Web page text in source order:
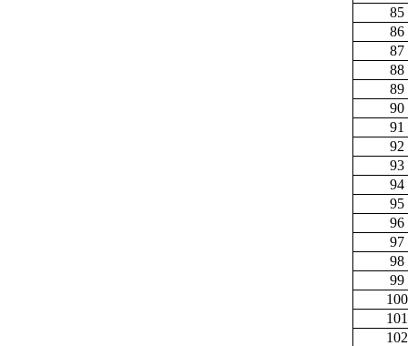
85
86
87
88
89
90
91
92
93
94
95
96
97
98
99
100
101
102